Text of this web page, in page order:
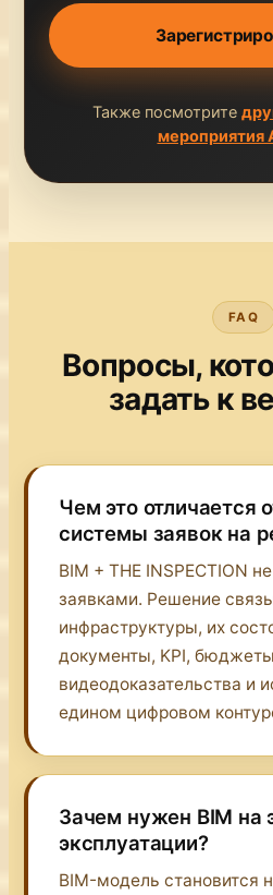
Также посмотрите
мероприятия
FAQ
Вопросы,
задать к
Чем это отличается
системы заявок на
BIM + THE INSPECTION
заявками. Решение
инфраструктуры, их
документы, KPI,
видеодоказательства и
едином цифровом
Зачем нужен BIM на
эксплуатации?
BIM-модель становится